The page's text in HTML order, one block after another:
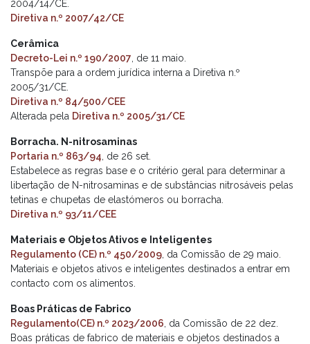
2004/14/CE.
Diretiva n.º 2007/42/CE
Cerâmica
Decreto-Lei n.º 190/2007 , de 11 maio.
Transpõe para a ordem jurídica interna a Diretiva n.º
2005/31/CE.
Diretiva n.º 84/500/CEE
Alterada pela Diretiva n.º 2005/31/CE
Borracha. N-nitrosaminas
Portaria n.º 863/94 , de 26 set.
Estabelece as regras base e o critério geral para determinar a
libertação de N-nitrosaminas e de substâncias nitrosáveis pelas
tetinas e chupetas de elastómeros ou borracha.
Diretiva n.º 93/11/CEE
Materiais e Objetos Ativos e Inteligentes
Regulamento (CE) n.º 450/2009 , da Comissão de 29 maio.
Materiais e objetos ativos e inteligentes destinados a entrar em
contacto com os alimentos.
Boas Práticas de Fabrico
Regulamento(CE) n.º 2023/2006 , da Comissão de 22 dez.
Boas práticas de fabrico de materiais e objetos destinados a